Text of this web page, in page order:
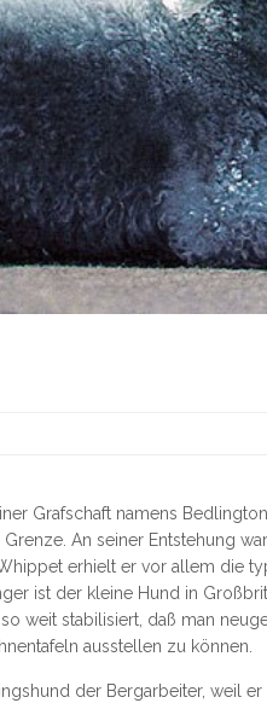
Grafschaft namens
An seiner Entstehung
erhielt er vor allem die
ist der kleine Hund in
weit stabilisiert, daß man
ausstellen zu können.
der Bergarbeiter, weil er